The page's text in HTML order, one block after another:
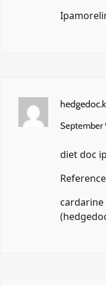
September
diet doc
(